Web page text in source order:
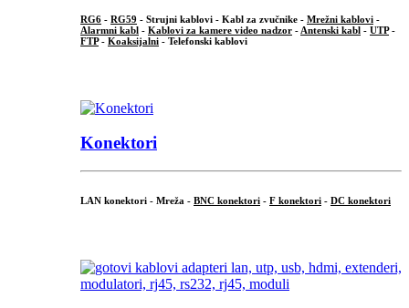
RG6 - RG59 - Strujni kablovi - Kabl za zvučnike - Mrežni kablovi -
Alarmni kabl - Kablovi za kamere video nadzor - Antenski kabl - UTP-
FTP- Koaksijalni - Telefonski kablovi
Konektori
LAN konektori - Mreža - BNC konektori - F konektori - DC konektori